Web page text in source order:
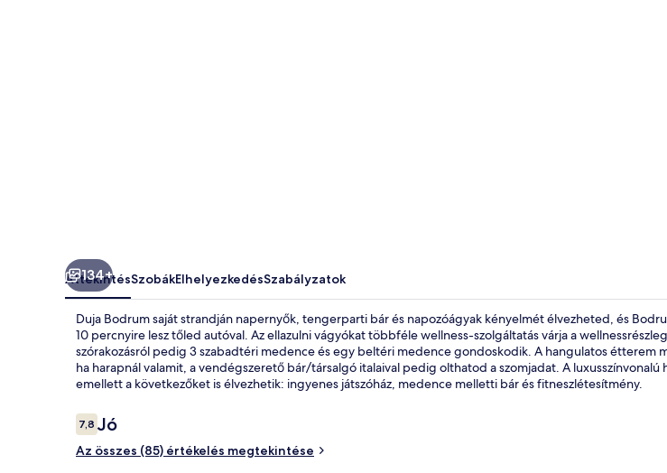
134+
ÁttekintésSzobákElhelyezkedésSzabályzatok
Duja Bodrum saját strandján napernyők, tengerparti bár és napozóágyak kényelmét élvezheted, és
10 percnyire lesz tőled autóval. Az ellazulni vágyókat többféle wellness-szolgáltatás várja a
szórakozásról pedig 3 szabadtéri medence és egy beltéri medence gondoskodik. A hangulatos étterem
ha harapnál valamit, a vendégszerető bár/társalgó italaival pedig olthatod a szomjadat. A
emellett a következőket is élvezhetik: ingyenes játszóház, medence melletti bár és fitneszlétesítmény.
Értékelések
7,87,8 ennyiből: 10
Jó
Az összes (85) értékelés megtekintése